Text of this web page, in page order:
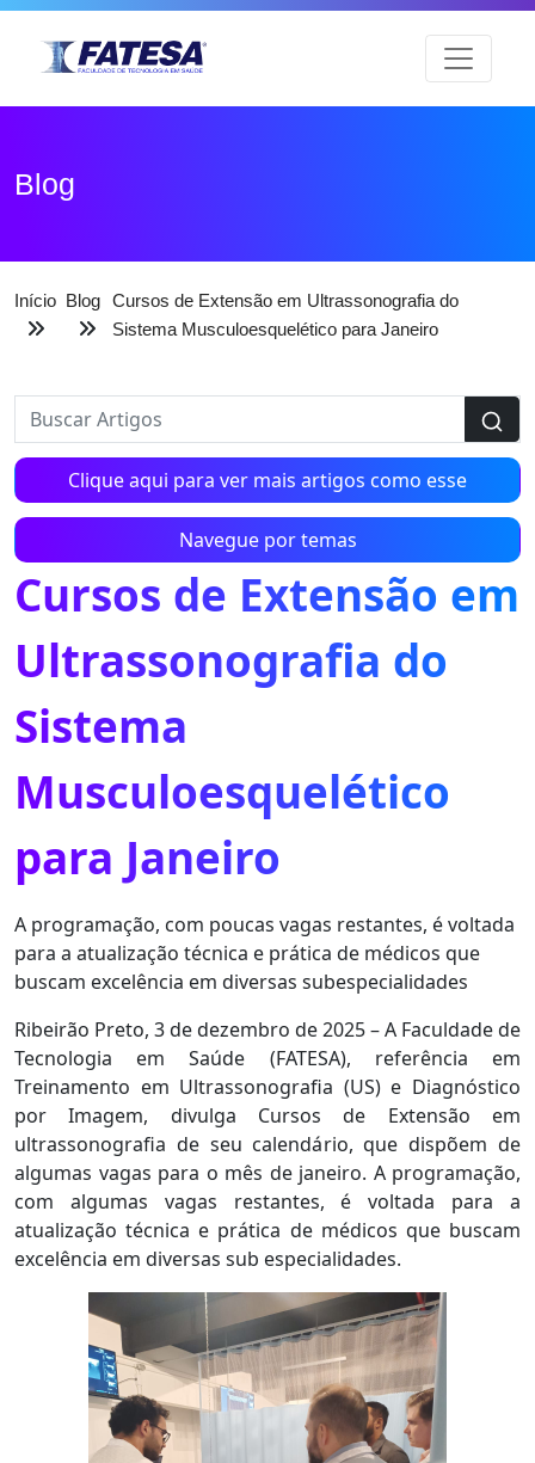
Blog
Início Blog
Cursos de Extensão em Ultrassonografia do
Sistema Musculoesquelético para Janeiro
Clique aqui para ver mais artigos como esse
Navegue por temas
Cursos de Extensão em
Ultrassonografia do
Sistema
Musculoesquelético
para Janeiro
A programação, com poucas vagas restantes, é voltada
para a atualização técnica e prática de médicos que
buscam excelência em diversas subespecialidades
Ribeirão Preto, 3 de dezembro de 2025– A Faculdade de
Tecnologia em Saúde (FATESA), referência em
Treinamento em Ultrassonografia (US) e Diagnóstico
por Imagem, divulga Cursos de Extensão em
ultrassonografia de seu calendário, que dispõem de
algumas vagas para o mês de janeiro. A programação,
com algumas vagas restantes, é voltada para a
atualização técnica e prática de médicos que buscam
excelência em diversas sub especialidades.